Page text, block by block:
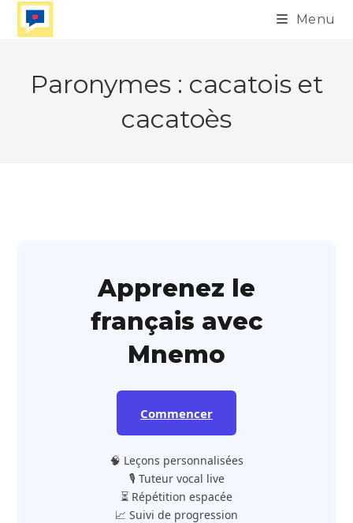
Skip
Menu
Paronymes : cacatois et
cacatoès
Apprenez le
français avec
Mnemo
Commencer
🧠 Leçons personnalisées
🎙️ Tuteur vocal live
⏳ Répétition espacée
📈 Suivi de progression